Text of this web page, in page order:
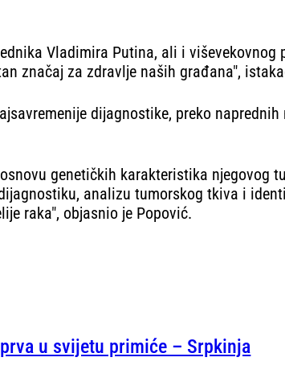
Vladimira Putina, ali i
značaj za zdravlje naših građana",
dijagnostike, preko
genetičkih karakteristika njegovog
analizu tumorskog tkiva i
raka", objasnio je Popović.
u svijetu primiće – Srpkinja